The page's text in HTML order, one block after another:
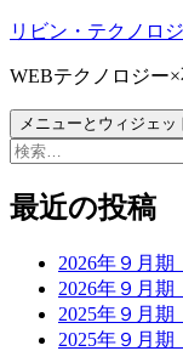
コ
テ
ン
ツ
へ
キ
リビン・テクノロ
WEBテクノロジー
メニューとウィジェッ
検
最近の投稿
2026年９月
2026年９月
2025年９月
2025年９月